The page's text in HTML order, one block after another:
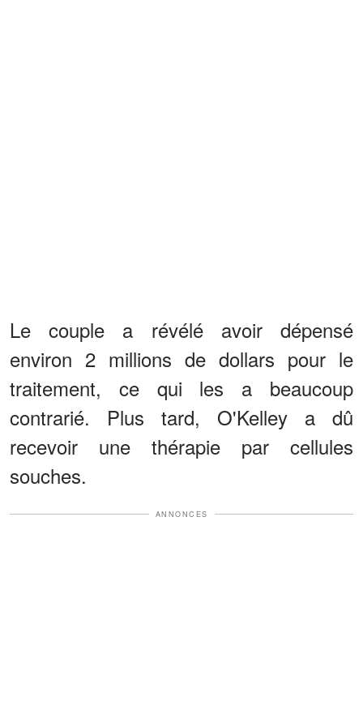
Le couple a révélé avoir dépensé
environ 2 millions de dollars pour le
traitement, ce qui les a beaucoup
contrarié. Plus tard, O'Kelley a dû
recevoir une thérapie par cellules
souches.
ANNONCES